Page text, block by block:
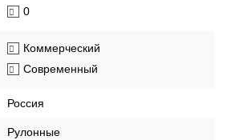
0
Коммерческий
Современный
Россия
Рулонные